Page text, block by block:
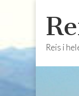
Reis i